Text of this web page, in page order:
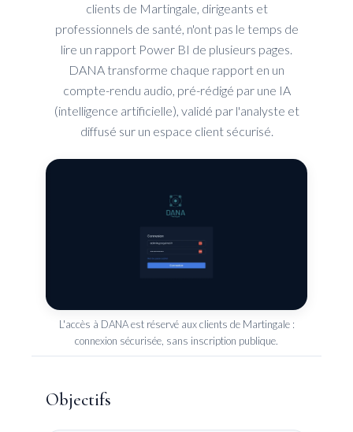
clients de Martingale, dirigeants et
professionnels de santé, n'ont pas le temps de
lire un rapport Power BI de plusieurs pages.
DANA transforme chaque rapport en un
compte-rendu audio, pré-rédigé par une IA
(intelligence artificielle), validé par l'analyste et
diffusé sur un espace client sécurisé.
L'accès à DANA est réservé aux clients de Martingale :
connexion sécurisée, sans inscription publique.
Objectifs